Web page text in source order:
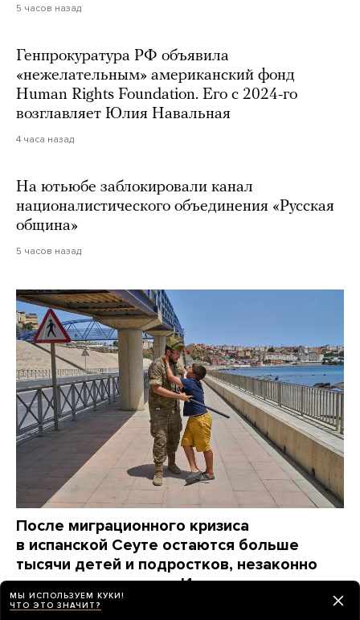
5 часов назад
Генпрокуратура РФ объявила
«нежелательным» американский фонд
Human Rights Foundation. Его с 2024-го
возглавляет Юлия Навальная
4 часа назад
На ютьюбе заблокировали канал
националистического объединения «Русская
община»
5 часов назад
После миграционного кризиса
в испанской Сеуте остаются больше
тысячи детей и подростков, незаконно
пересекших границу. Их нельзя просто так
отправить назад
МЫ ИСПОЛЬЗУЕМ КУКИ!
ЧТО ЭТО ЗНАЧИТ?